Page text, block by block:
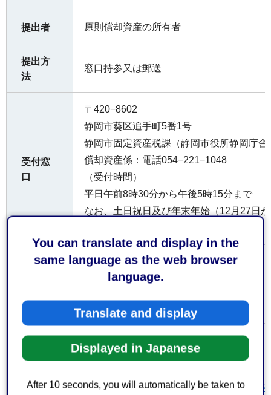
You can translate and display in the
same language as the web browser
language.
Translate and display
Displayed in Japanese
After 10 seconds, you will automatically be taken to
提出者 原則償却資産の所有者
提出方
法
窓口持参又は郵送
受付窓
口
〒420−8602
静岡市葵区追手町5番1号
静岡市固定資産税課（静岡市役所静岡庁舎
償却資産係：電話054−221−1048
（受付時間）
平日午前8時30分から午後5時15分まで
なお、土日祝日及び年末年始（12月27日
お持ち
もの
費用
なるホ
令和7年度固定資産税（償却資産）申